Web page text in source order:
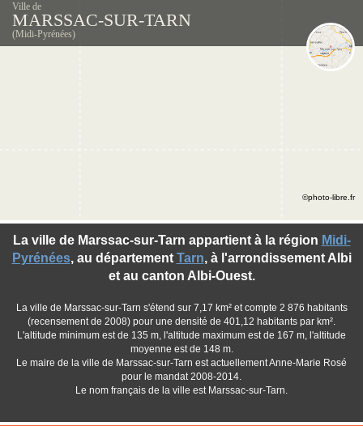
Ville de
MARSSAC-SUR-TARN
(Midi-Pyrénées)
La ville de Marssac-sur-Tarn appartient à la région Midi-
Pyrénées, au département Tarn, à l'arrondissement Albi
et au canton Albi-Ouest.
La ville de Marssac-sur-Tarn s'étend sur 7,17 km² et compte 2 876 habitants
(recensement de 2008) pour une densité de 401,12 habitants par km².
L'altitude minimum est de 135 m, l'altitude maximum est de 167 m, l'altitude
moyenne est de 148 m.
Le maire de la ville de Marssac-sur-Tarn est actuellement Anne-Marie Rosé
pour le mandat 2008-2014.
Le nom français de la ville est Marssac-sur-Tarn.
©photo-libre.fr